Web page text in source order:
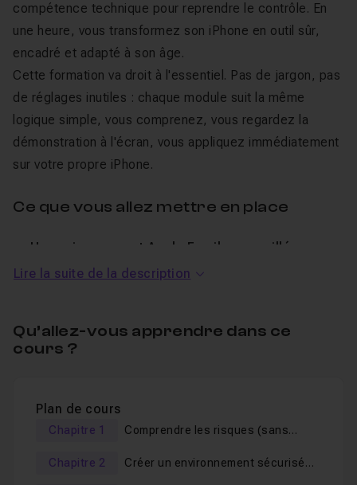
compétence technique pour reprendre le contrôle. En
une heure, vous transformez son iPhone en outil sûr,
encadré et adapté à son âge.
Cette formation va droit à l'essentiel. Pas de jargon, pas
de réglages inutiles : chaque module suit la même
logique simple, vous comprenez, vous regardez la
démonstration à l'écran, vous appliquez immédiatement
sur votre propre iPhone.
Ce que vous allez mettre en place
Un environnement Apple Family verrouillé
piloter l'iPhone de votre enfant à distance, depuis le
vôtre, sans surveillance permanente.
sur les téléchargements et les réglages.
Le Temps d'écran configuré comme un vrai cadre
dans Safari, l'App Store, les films, la musique et les jeux.
Le blocage des achats accidentelspour éviter les
Lire la suite de la description
Qu’allez-vous apprendre dans ce
cours ?
Plan de cours
Chapitre 1
Comprendre les risques (sans
Chapitre 2
Créer un environnement sécurisé